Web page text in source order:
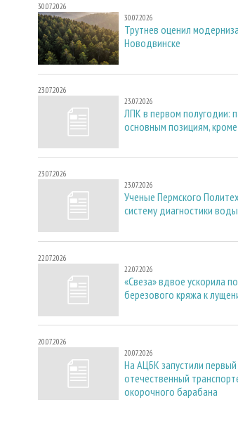
30.07.2026
30.07.2026
Трутнев оценил
Новодвинске
23.07.2026
23.07.2026
ЛПК в первом полугодии:
основным позициям,
23.07.2026
23.07.2026
Ученые Пермского
систему диагностики
22.07.2026
22.07.2026
«Свеза» вдвое ускорила
березового кряжа к
20.07.2026
20.07.2026
На АЦБК запустили
отечественный
окорочного барабана